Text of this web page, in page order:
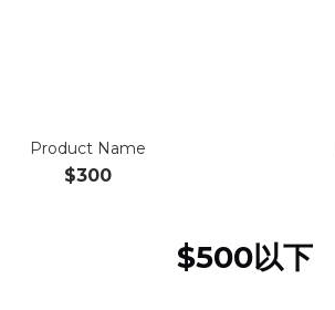
Product Name
$300
$500以下